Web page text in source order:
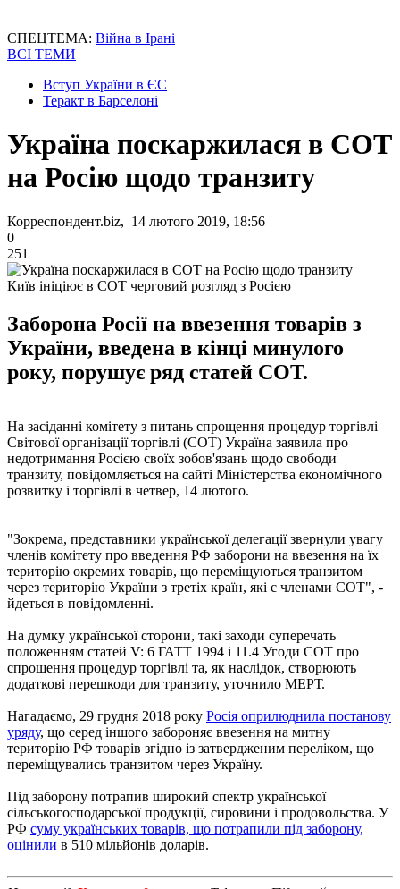
СПЕЦТЕМА: Війна в Ірані
ВСІ ТЕМИ
Вступ України в ЄС
Теракт в Барселоні
Україна поскаржилася в СОТ
на Росію щодо транзиту
Корреспондент.biz, 14 лютого 2019, 18:56
0
251
Київ ініціює в СОТ черговий розгляд з Росією
Заборона Росії на ввезення товарів з
України, введена в кінці минулого
року, порушує ряд статей СОТ.
На засіданні комітету з питань спрощення процедур торгівлі
Світової організації торгівлі (СОТ) Україна заявила про
недотримання Росією своїх зобов'язань щодо свободи
транзиту, повідомляється на сайті Міністерства економічного
розвитку і торгівлі в четвер, 14 лютого.
"Зокрема, представники української делегації звернули увагу
членів комітету про введення РФ заборони на ввезення на їх
територію окремих товарів, що переміщуються транзитом
через територію України з третіх країн, які є членами СОТ", -
йдеться в повідомленні.
На думку української сторони, такі заходи суперечать
положенням статей V: 6 ГАТТ 1994 і 11.4 Угоди СОТ про
спрощення процедур торгівлі та, як наслідок, створюють
додаткові перешкоди для транзиту, уточнило МЕРТ.
Нагадаємо, 29 грудня 2018 року Росія оприлюднила постанову
уряду, що серед іншого забороняє ввезення на митну
територію РФ товарів згідно із затвердженим переліком, що
переміщувались транзитом через Україну.
Під заборону потрапив широкий спектр української
сільськогосподарської продукції, сировини і продовольства. У
РФ суму українських товарів, що потрапили під заборону,
оцінили в 510 мільйонів доларів.